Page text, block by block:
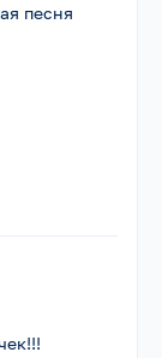
песня